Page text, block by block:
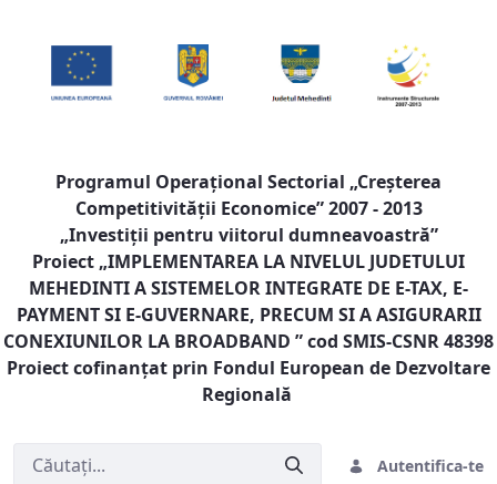
Programul Operaţional Sectorial „Creşterea
Competitivităţii Economice” 2007 - 2013
„Investiţii pentru viitorul dumneavoastră”
Proiect „IMPLEMENTAREA LA NIVELUL JUDETULUI
MEHEDINTI A SISTEMELOR INTEGRATE DE E-TAX, E-
PAYMENT SI E-GUVERNARE, PRECUM SI A ASIGURARII
CONEXIUNILOR LA BROADBAND ” cod SMIS-CSNR 48398
Proiect cofinanţat prin Fondul European de Dezvoltare
Regională
Autentifica-te